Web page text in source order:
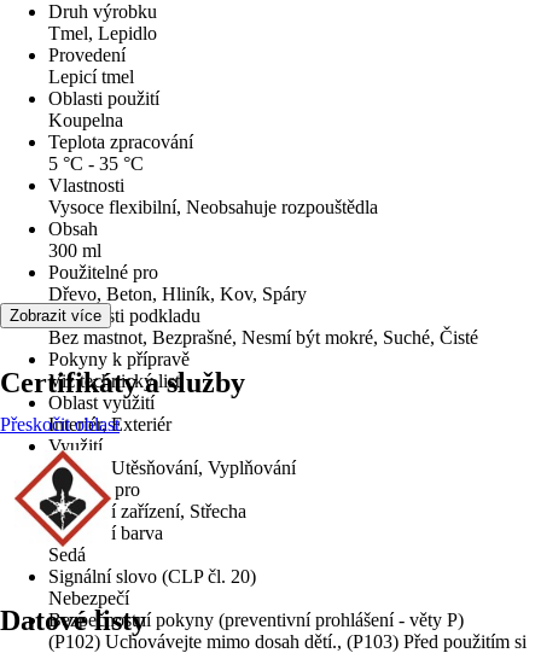
Druh výrobku
Tmel, Lepidlo
Provedení
Lepicí tmel
Oblasti použití
Koupelna
Teplota zpracování
5 °C - 35 °C
Vlastnosti
Vysoce flexibilní, Neobsahuje rozpouštědla
Obsah
300 ml
Použitelné pro
Dřevo, Beton, Hliník, Kov, Spáry
Vlastnosti podkladu
Bez mastnot, Bezprašné, Nesmí být mokré, Suché, Čisté
Pokyny k přípravě
Viz technický list
Oblast využití
Interiér, Exteriér
Využití
Lepení, Utěsňování, Vyplňování
Vhodné pro
Sanitární zařízení, Střecha
Základní barva
Šedá
Signální slovo (CLP čl. 20)
Nebezpečí
Bezpečnostní pokyny (preventivní prohlášení - věty P)
(P102) Uchovávejte mimo dosah dětí., (P103) Před použitím si
Zobrazit více
Certifikáty a služby
Přeskočit oblast
Datové listy